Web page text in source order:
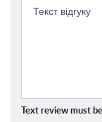
Text review must